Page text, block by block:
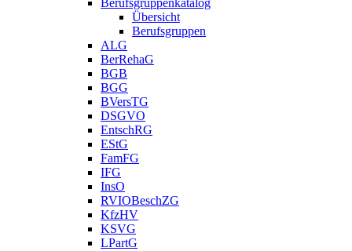
Übersicht
Berufsgruppen
ALG
BerRehaG
BGB
BGG
BVersTG
DSGVO
EntschRG
EStG
FamFG
IFG
InsO
RVIOBeschZG
KfzHV
KSVG
LPartG